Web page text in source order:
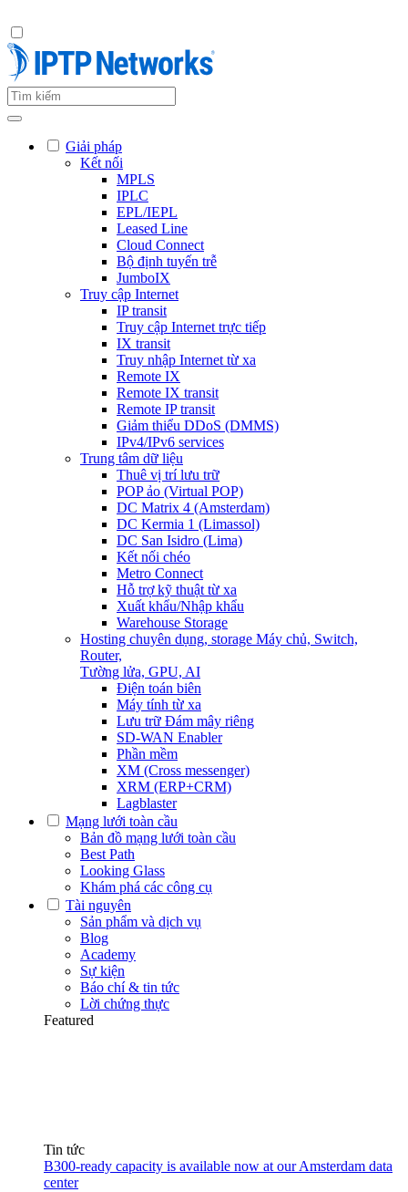
Giải pháp
Kết nối
MPLS
IPLC
EPL/IEPL
Leased Line
Cloud Connect
Bộ định tuyến trễ
JumboIX
Truy cập Internet
IP transit
Truy cập Internet trực tiếp
IX transit
Truy nhập Internet từ xa
Remote IX
Remote IX transit
Remote IP transit
Giảm thiểu DDoS (DMMS)
IPv4/IPv6 services
Trung tâm dữ liệu
Thuê vị trí lưu trữ
POP ảo (Virtual POP)
DC Matrix 4 (Amsterdam)
DC Kermia 1 (Limassol)
DC San Isidro (Lima)
Kết nối chéo
Metro Connect
Hỗ trợ kỹ thuật từ xa
Xuất khẩu/Nhập khẩu
Warehouse Storage
Hosting chuyên dụng, storage Máy chủ, Switch,
Router,
Tường lửa, GPU, AI
Điện toán biên
Máy tính từ xa
Lưu trữ Đám mây riêng
SD-WAN Enabler
Phần mềm
XM (Cross messenger)
XRM (ERP+CRM)
Lagblaster
Mạng lưới toàn cầu
Bản đồ mạng lưới toàn cầu
Best Path
Looking Glass
Khám phá các công cụ
Tài nguyên
Sản phẩm và dịch vụ
Blog
Academy
Sự kiện
Báo chí & tin tức
Lời chứng thực
Featured
Tin tức
B300-ready capacity is available now at our Amsterdam data
center